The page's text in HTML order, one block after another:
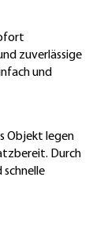
zuverlässige
und
Objekt legen
Durch
schnelle